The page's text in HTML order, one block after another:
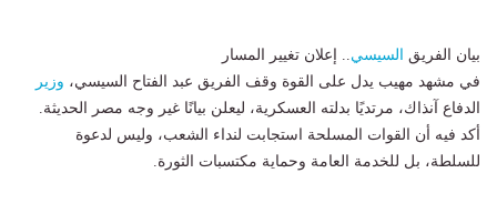
بيان الفريق السيسي.. إعلان تغيير المسار
في مشهد مهيب يدل على القوة وقف الفريق عبد الفتاح السيسي، وزير
الدفاع آنذاك، مرتديًا بدلته العسكرية، ليعلن بيانًا غير وجه مصر الحديثة.
أكد فيه أن القوات المسلحة استجابت لنداء الشعب، وليس لدعوة
للسلطة، بل للخدمة العامة وحماية مكتسبات الثورة.